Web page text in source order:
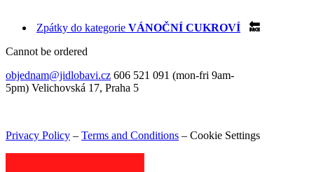
Zpátky do kategorie VÁNOČNÍ CUKROVÍ 🔙
Cannot be ordered
objednam@jidlobavi.cz 606 521 091 (mon-fri 9am-
5pm) Velichovská 17, Praha 5
Privacy Policy – Terms and Conditions – Cookie Settings